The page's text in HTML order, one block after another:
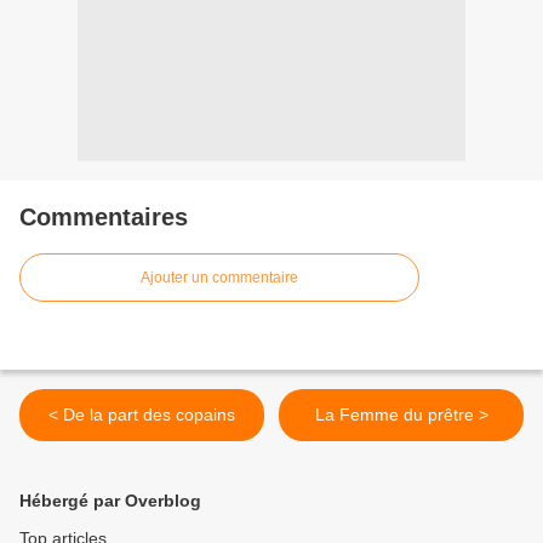
Commentaires
Ajouter un commentaire
< De la part des copains La Femme du prêtre >
Hébergé par Overblog
Top articles